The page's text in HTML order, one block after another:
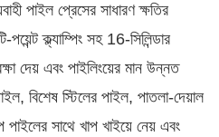
পাইল প্রেসের সাধারণ ক্ষতির
ক্ল্যাম্পিং সহ 16-সিলিন্ডার
দেয় এবং পাইলিংয়ের মান উন্নত
বিশেষ স্টিলের পাইল, পাতলা-দেয়াল
সাথে খাপ খাইয়ে নেয় এবং